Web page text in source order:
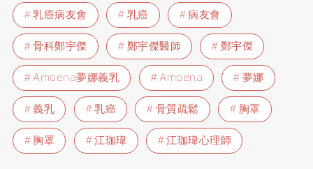
乳癌病友會 乳癌
病友會
骨科鄭宇傑
鄭宇傑醫師
鄭宇傑
Amoena夢娜義乳
Amoena
夢娜
義乳
乳癌 骨質疏鬆
胸罩
胸罩
江珈瑋 江珈瑋心理師